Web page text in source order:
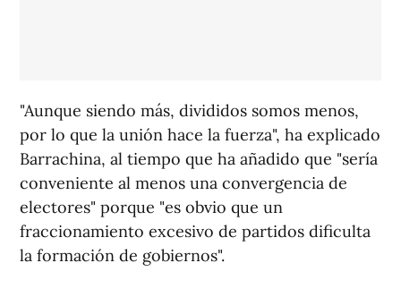
"Aunque siendo más, divididos somos menos,
por lo que la unión hace la fuerza", ha explicado
Barrachina, al tiempo que ha añadido que "sería
conveniente al menos una convergencia de
electores" porque "es obvio que un
fraccionamiento excesivo de partidos dificulta
la formación de gobiernos".